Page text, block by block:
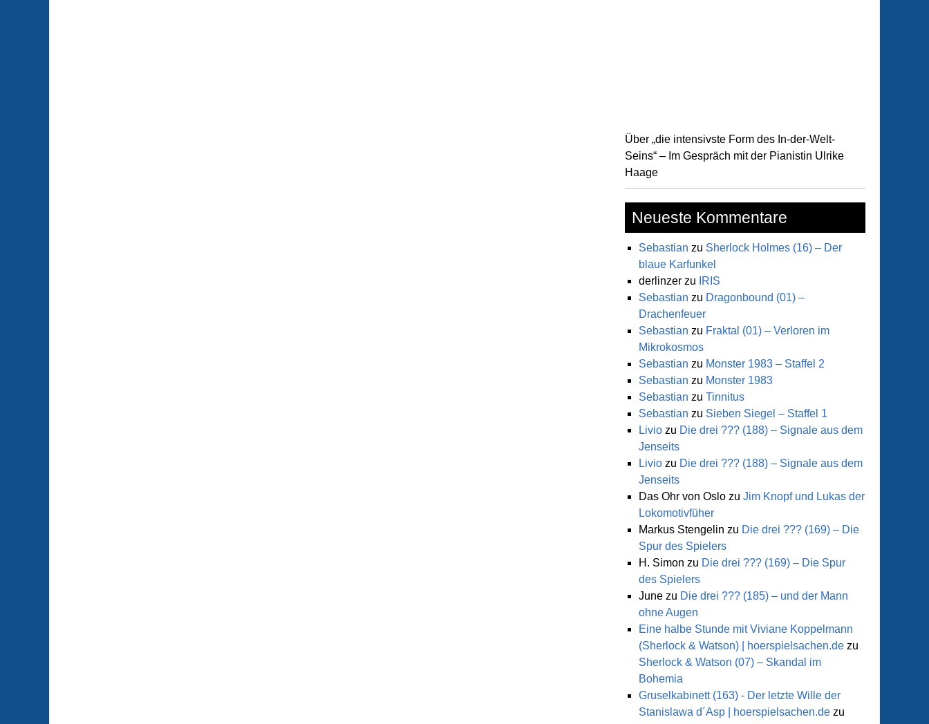
Über „die intensivste Form des In-der-Welt-
Seins“ – Im Gespräch mit der Pianistin Ulrike
Haage
Neueste Kommentare
Sebastian zu Sherlock Holmes (16) – Der
blaue Karfunkel
derlinzer zu
IRIS
Sebastian zu Dragonbound (01) –
Drachenfeuer
Sebastian zu Fraktal (01) – Verloren im
Mikrokosmos
Sebastian zu Monster 1983 – Staffel 2
Sebastian zu Monster 1983
Sebastian zu Tinnitus
Sebastian zu Sieben Siegel – Staffel 1
Livio zu Die drei ??? (188) – Signale aus dem
Jenseits
Livio zu Die drei ??? (188) – Signale aus dem
Jenseits
Das Ohr von Oslo zu Jim Knopf und Lukas der
Lokomotivfüher
Markus Stengelin zu Die drei ??? (169) – Die
Spur des Spielers
H. Simon zu Die drei ??? (169) – Die Spur
des Spielers
June zu Die drei ??? (185) – und der Mann
ohne Augen
Eine halbe Stunde mit Viviane Koppelmann
(Sherlock & Watson) | hoerspielsachen.de zu
Sherlock & Watson (07) – Skandal im
Bohemia
Gruselkabinett (163) - Der letzte Wille der
Stanislawa d´Asp | hoerspielsachen.de zu